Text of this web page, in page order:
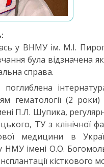
у ВНМУ ім. М.І.
була відзначена
справа.
поглиблена
гематології (2
П.Л. Шупика,
ТУ з клінічної
медицини в
у НМУ імені О.О.
кісткового